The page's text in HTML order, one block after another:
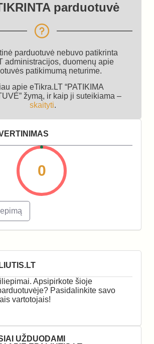
parduotuvė
parduotuvė nebuvo patikrinta
administracijos, duomenų apie
patikimumą neturime.
apie eTikra.LT “PATIKIMA
žymą, ir kaip ji suteikiama –
skaityti.
0
Apsipirkote šioje
Pasidalinkite savo
vartotojais!
UŽDUODAMI